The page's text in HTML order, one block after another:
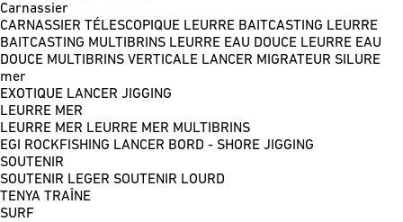
Carnassier
CARNASSIER TÉLESCOPIQUE LEURRE BAITCASTING LEURRE
BAITCASTING MULTIBRINS LEURRE EAU DOUCE LEURRE EAU
DOUCE MULTIBRINS VERTICALE LANCER MIGRATEUR SILURE
mer
EXOTIQUE LANCER JIGGING
LEURRE MER
LEURRE MER LEURRE MER MULTIBRINS
EGI
ROCKFISHING LANCER BORD - SHORE JIGGING
SOUTENIR
SOUTENIR LEGER SOUTENIR LOURD
TENYA TRAÎNE
SURF